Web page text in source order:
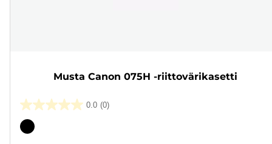
Musta Canon 075H -riittovärikasetti
0.0 (0)
0.0/5
tähteä.
Värikasetti